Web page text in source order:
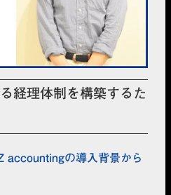
経理体制を構築するた
accountingの導入背景から